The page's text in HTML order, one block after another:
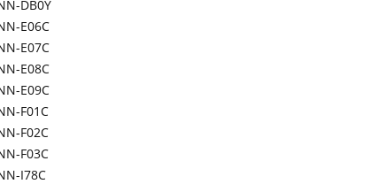
DB0Y
E06C
E07C
E08C
E09C
F01C
F02C
F03C
I78C